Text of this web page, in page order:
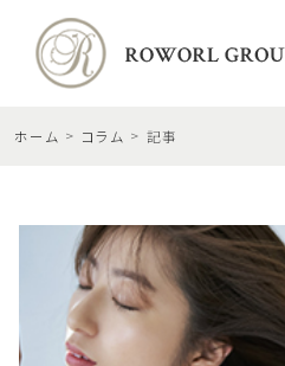
ホーム コラム 記事